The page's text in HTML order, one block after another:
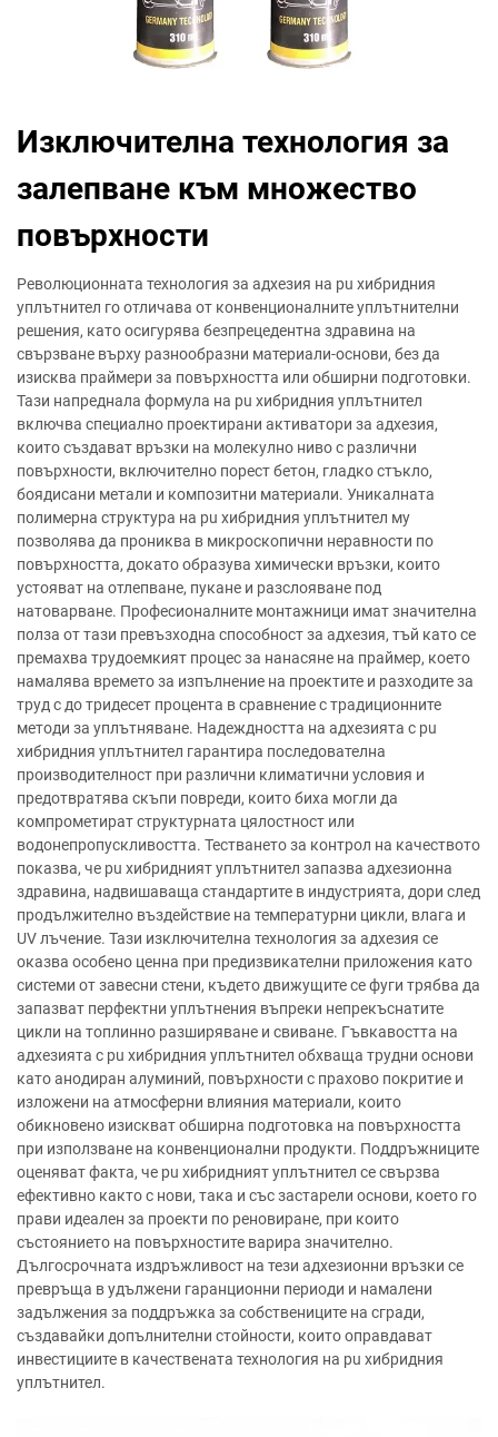
Изключителна технология за
залепване към множество
повърхности
Революционната технология за адхезия на pu хибридния
уплътнител го отличава от конвенционалните уплътнителни
решения, като осигурява безпрецедентна здравина на
свързване върху разнообразни материали-основи, без да
изисква праймери за повърхността или обширни подготовки.
Тази напреднала формула на pu хибридния уплътнител
включва специално проектирани активатори за адхезия,
които създават връзки на молекулно ниво с различни
повърхности, включително порест бетон, гладко стъкло,
боядисани метали и композитни материали. Уникалната
полимерна структура на pu хибридния уплътнител му
позволява да прониква в микроскопични неравности по
повърхността, докато образува химически връзки, които
устояват на отлепване, пукане и разслояване под
натоварване. Професионалните монтажници имат значителна
полза от тази превъзходна способност за адхезия, тъй като се
премахва трудоемкият процес за нанасяне на праймер, което
намалява времето за изпълнение на проектите и разходите за
труд с до тридесет процента в сравнение с традиционните
методи за уплътняване. Надеждността на адхезията с pu
хибридния уплътнител гарантира последователна
производителност при различни климатични условия и
предотвратява скъпи повреди, които биха могли да
компрометират структурната цялостност или
водонепропускливостта. Тестването за контрол на качеството
показва, че pu хибридният уплътнител запазва адхезионна
здравина, надвишаваща стандартите в индустрията, дори след
продължително въздействие на температурни цикли, влага и
UV лъчение. Тази изключителна технология за адхезия се
оказва особено ценна при предизвикателни приложения като
системи от завесни стени, където движущите се фуги трябва да
запазват перфектни уплътнения въпреки непрекъснатите
цикли на топлинно разширяване и свиване. Гъвкавостта на
адхезията с pu хибридния уплътнител обхваща трудни основи
като анодиран алуминий, повърхности с прахово покритие и
изложени на атмосферни влияния материали, които
обикновено изискват обширна подготовка на повърхността
при използване на конвенционални продукти. Поддръжниците
оценяват факта, че pu хибридният уплътнител се свързва
ефективно както с нови, така и със застарели основи, което го
прави идеален за проекти по реновиране, при които
състоянието на повърхностите варира значително.
Дългосрочната издръжливост на тези адхезионни връзки се
превръща в удължени гаранционни периоди и намалени
задължения за поддръжка за собствениците на сгради,
създавайки допълнителни стойности, които оправдават
инвестициите в качествената технология на pu хибридния
уплътнител.